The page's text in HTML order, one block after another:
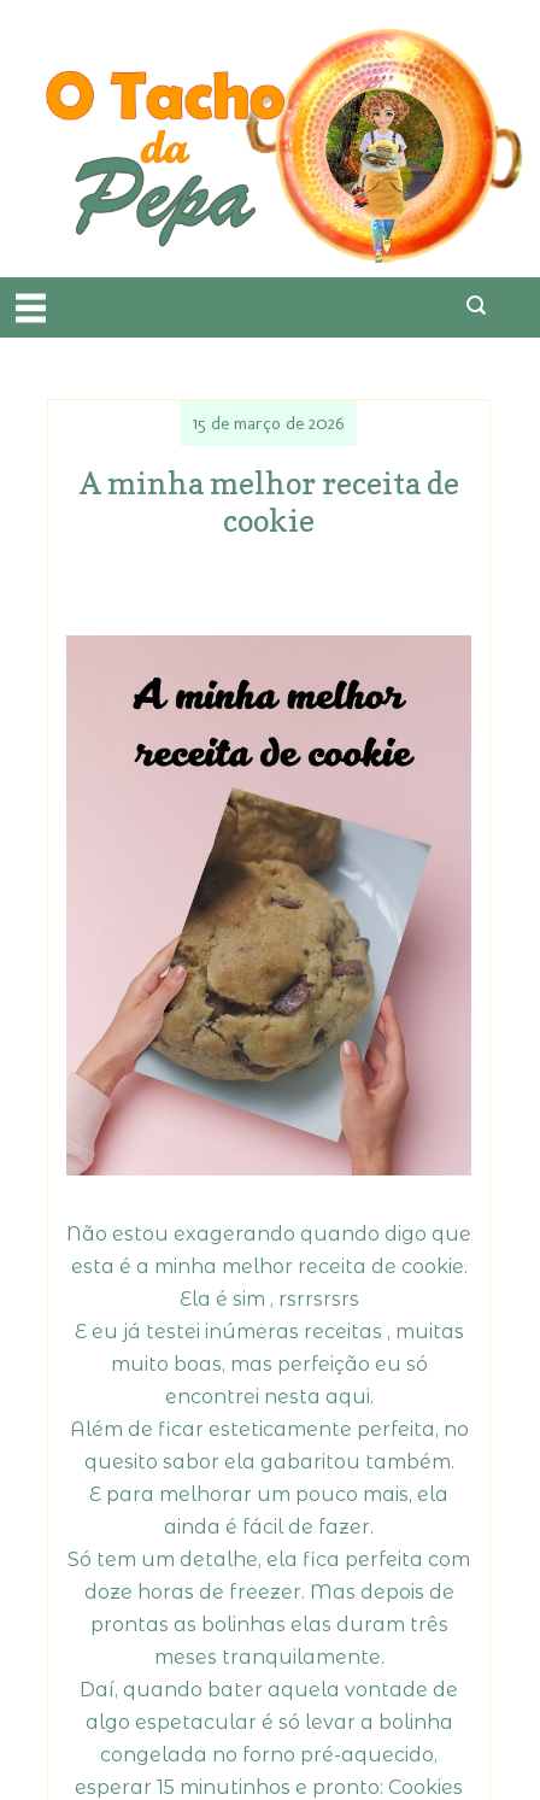
15 de março de 2026
A minha melhor receita de
cookie
Não estou exagerando quando digo que
esta é a minha melhor receita de cookie.
Ela é sim , rsrrsrsrs
E eu já testei inúmeras receitas , muitas
muito boas, mas perfeição eu só
encontrei nesta aqui.
Além de ficar esteticamente perfeita, no
quesito sabor ela gabaritou também.
E para melhorar um pouco mais, ela
ainda é fácil de fazer.
Só tem um detalhe, ela fica perfeita com
doze horas de freezer. Mas depois de
prontas as bolinhas elas duram três
meses tranquilamente.
Daí, quando bater aquela vontade de
algo espetacular é só levar a bolinha
congelada no forno pré-aquecido,
esperar 15 minutinhos e pronto: Cookies